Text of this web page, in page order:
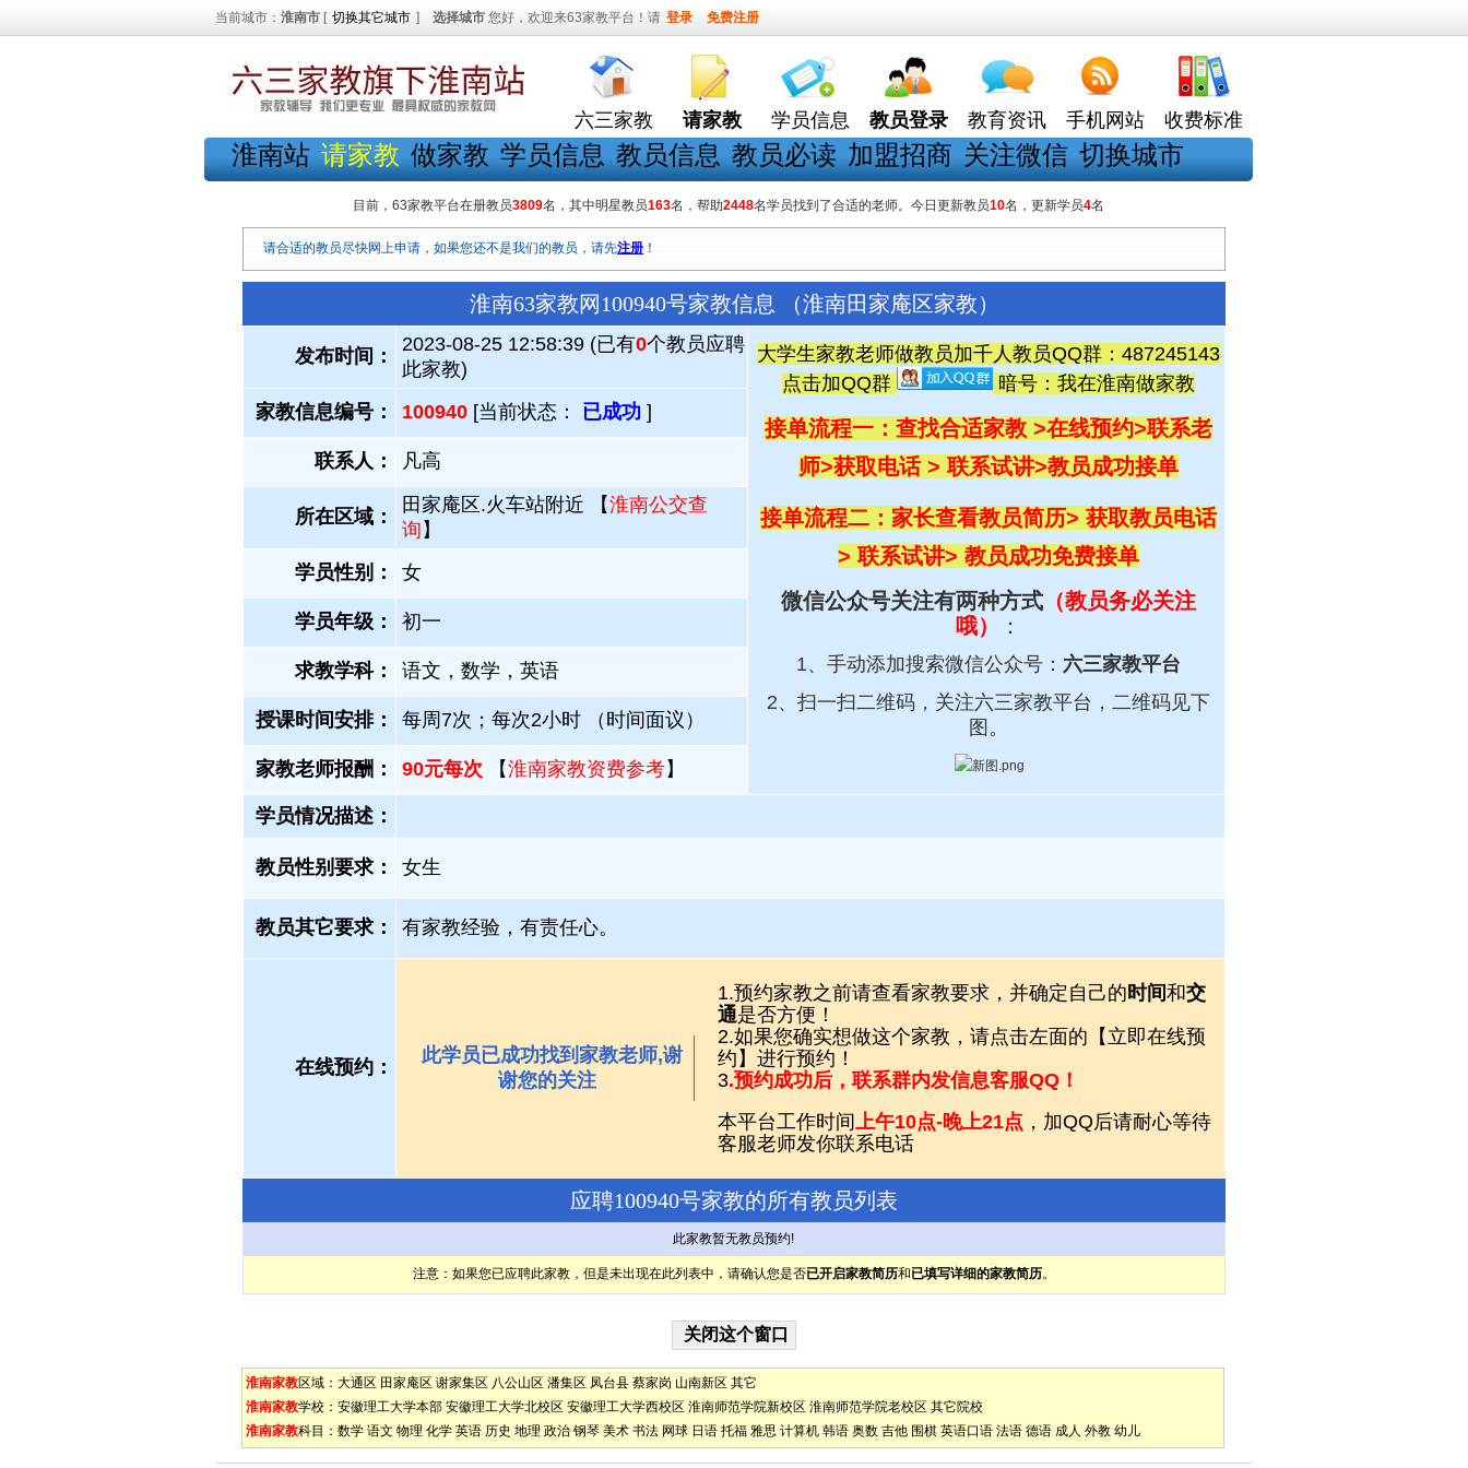
当前城市： 淮南市 [ 切换其它城市 ] 选择城市 您好，欢迎来63家教平台！请 登录 免费注册
六三家教 请家教 学员信息 教员登录 教育资讯 手机网站 收费标准
淮南站 请家教 做家教 学员信息 教员信息 教员必读 加盟招商 关注微信 切换城市
目前，63家教平台在册教员3809名，其中明星教员163名，帮助2448名学员找到了合适的老师。今日更新教员10名，更新学员4名
请合适的教员尽快网上申请，如果您还不是我们的教员，请先注册 ！
淮南63家教网100940号家教信息 （淮南田家庵区家教）
发布时间：
2023-08-25 12:58:39 (已有0个教员应聘
此家教)
大学生家教老师做教员加千人教员QQ群：487245143
点击加QQ群
暗号：我在淮南做家教
接单流程一：查找合适家教 >在线预约>联系老
师>获取电话 > 联系试讲>教员成功接单
接单流程二：家长查看教员简历> 获取教员电话
> 联系试讲> 教员成功免费接单
微信公众号关注有两种方式（教员务必关注
哦）
：
1、手动添加搜索微信公众号： 六三家教平台
2、扫一扫二维码，关注六三家教平台， 二维码见下
图。
家教信息编号： 100940 [当前状态： 已成功 ]
联系人： 凡高
所在区域：
田家庵区.火车站附近 【淮南公交查
询 】
学员性别：
女
学员年级： 初一
求教学科： 语文，数学，英语
授课时间安排： 每周7次；每次2小时 （时间面议）
家教老师报酬： 90元每次 【淮南家教资费参考】
学员情况描述：
教员性别要求： 女生
教员其它要求： 有家教经验，有责任心。
在线预约：
此学员已成功找到家教老师,谢
谢您的关注
1.预约家教之前请查看家教要求，并确定自己的时间和交
通是否方便！
2.如果您确实想做这个家教，请点击左面的【立即在线预
约】进行预约！
3.预约成功后，联系群内发信息客服QQ！
本平台工作时间上午10点-晚上21点 ，加QQ后请耐心等待
客服老师发你联系电话
应聘100940号家教的所有教员列表
此家教暂无教员预约!
注意：如果您已应聘此家教，但是未出现在此列表中，请确认您是否已开启家教简历和已填写详细的家教简历。
淮南家教区域： 大通区 田家庵区 谢家集区 八公山区 潘集区 凤台县 蔡家岗 山南新区 其它
淮南家教学校： 安徽理工大学本部 安徽理工大学北校区 安徽理工大学西校区 淮南师范学院新校区 淮南师范学院老校区 其它院校
淮南家教科目： 数学 语文 物理 化学 英语 历史 地理 政治 钢琴 美术 书法 网球 日语 托福 雅思 计算机 韩语 奥数 吉他 围棋 英语口语 法语 德语 成人 外教 幼儿